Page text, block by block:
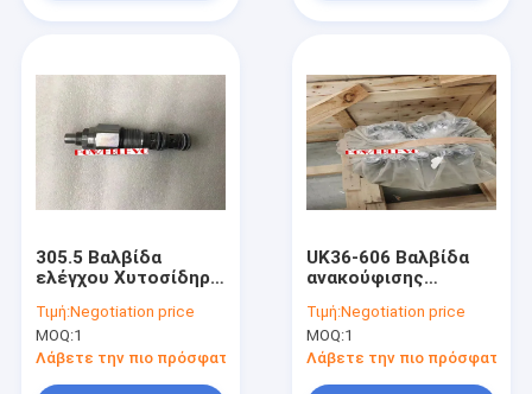
305.5 Βαλβίδα
ελέγχου Χυτοσίδηρο
Τιμή:Negotiation price
MOQ:1
Λάβετε την πιο πρόσφατη τιμή
UK36-606 Βαλβίδα
ανακούφισης
XE700 EC700 ZAX870
NABTESCO
Τιμή:Negotiation price
MOQ:1
Λάβετε την πιο πρόσφατη